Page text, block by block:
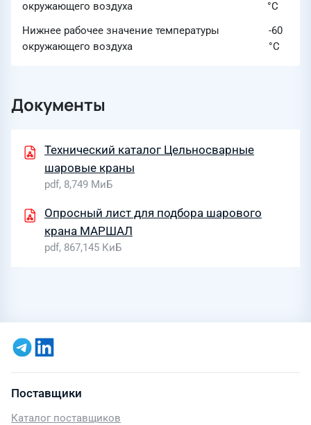
окружающего воздуха
°C
Нижнее рабочее значение температуры
окружающего воздуха
-60
°C
Документы
Технический каталог Цельносварные
шаровые краны
pdf, 8,749 МиБ
Опросный лист для подбора шарового
крана МАРШАЛ
pdf, 867,145 КиБ
Поставщики
Каталог поставщиков